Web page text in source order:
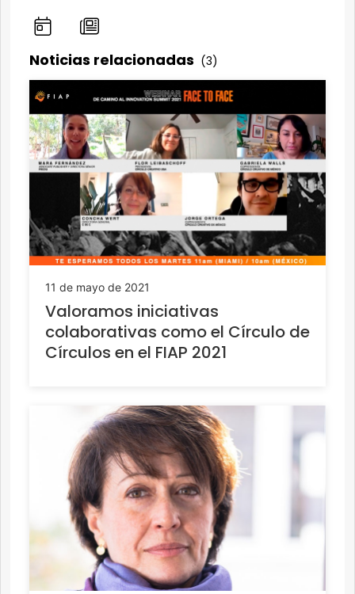
Noticias relacionadas (3)
11 de mayo de 2021
Valoramos iniciativas
colaborativas como el Círculo de
Círculos en el FIAP 2021